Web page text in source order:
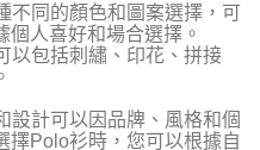
不同的顏色和圖案選擇，可
人喜好和場合選擇。
以包括刺繡、印花、拼接
設計可以因品牌、風格和個
擇Polo衫時，您可以根據自